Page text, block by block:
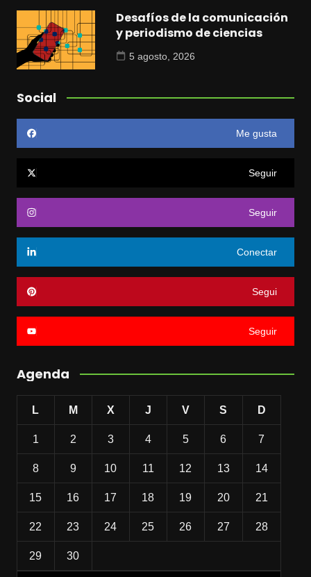
Desafíos de la comunicación
y periodismo de ciencias
5 agosto, 2026
Social
Me gusta
Seguir
Seguir
Conectar
Segui
Seguir
Agenda
L M X J V S D
1 2 3 4 5 6 7
8 9 10 11 12 13 14
15 16 17 18 19 20 21
22 23 24 25 26 27 28
29 30